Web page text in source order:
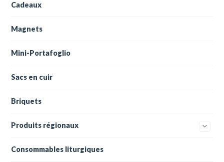
Cadeaux
Magnets
Mini-Portafoglio
Sacs en cuir
Briquets
Produits régionaux
Consommables liturgiques